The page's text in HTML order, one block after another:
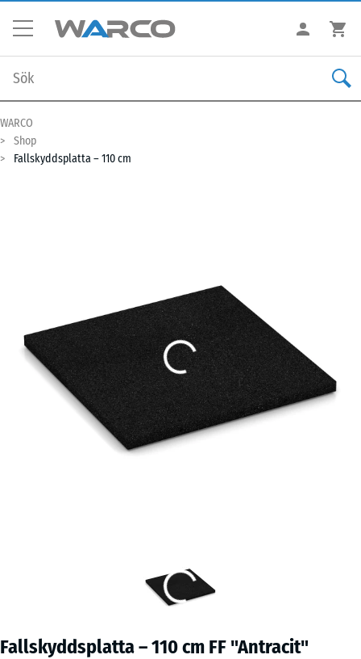
WARCO
Shop
Fallskyddsplatta – 110 cm
Fallskyddsplatta – 110 cm FF "Antracit"